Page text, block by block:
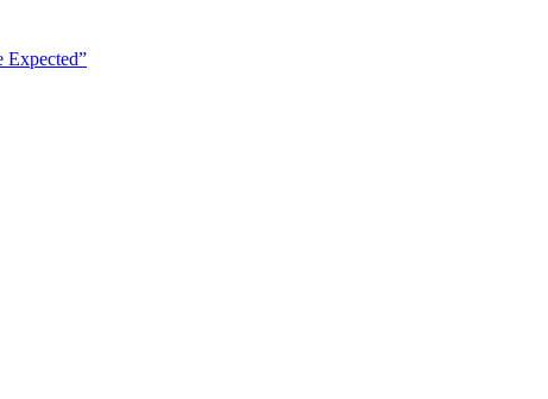
Expected”